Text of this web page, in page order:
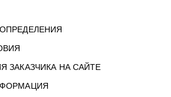
ЗАКАЗЧИКА НА САЙТЕ